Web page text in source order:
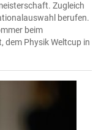
Zugleich
berufen.
beim
dem Physik Weltcup in